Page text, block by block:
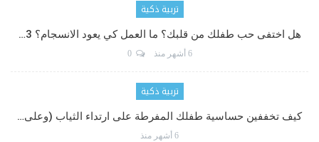
تربية ذكية
هل اختفى حب طفلك من قلبك؟ ما العمل كي يعود الانسجام؟ 3…
6 أشهر منذ 0
تربية ذكية
كيف تخففين حساسية طفلك المفرطة على ارتداء الثياب (وعلى…
6 أشهر منذ